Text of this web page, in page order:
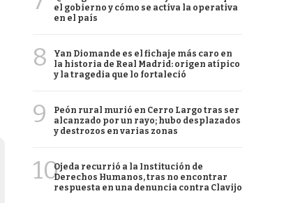
el gobierno y cómo se activa la operativa
en el país
8
Yan Diomande es el fichaje más caro en
la historia de Real Madrid: origen atípico
y la tragedia que lo fortaleció
9
Peón rural murió en Cerro Largo tras ser
alcanzado por un rayo; hubo desplazados
y destrozos en varias zonas
10Ojeda recurrió a la Institución de
Derechos Humanos, tras no encontrar
respuesta en una denuncia contra Clavijo